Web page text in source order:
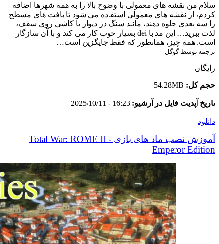
سلام من نقشه های معمولی با وضوح بالا را به همه شهرها اضافه
کردم، از نقشه های معمولی استفاده می شود تا بافت های مسطح
را سه بعدی جلوه دهند، مانند سنگ در دیوار یا کاشی روی سقف،
لذت ببرید… این مد با dei بسیار خوب کار می کند و با آن سازگار
است. همه چیز، همانطور که فقط جایگزین است…
ترجمه توسط گوگل
رایگان
حجم کل: 54.28MB
تاریخ آپدیت فایل در آرشیو: 16:23 - 2025/10/11
دانلود
آموزش نصب ماد های بازی Total War: ROME II -
Emperor Edition